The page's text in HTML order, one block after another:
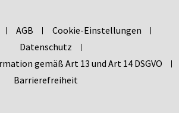
AGB
Cookie-Einstellungen
Datenschutz
gemäß Art 13 und Art 14 DSGVO
Barrierefreiheit